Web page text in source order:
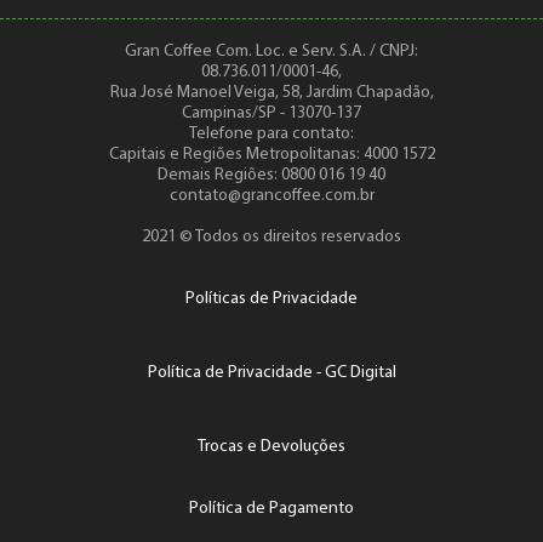
Gran Coffee Com. Loc. e Serv. S.A. / CNPJ:
08.736.011/0001-46,
Rua José Manoel Veiga, 58, Jardim Chapadão,
Campinas/SP - 13070-137
Telefone para contato:
Capitais e Regiões Metropolitanas: 4000 1572
Demais Regiões: 0800 016 19 40
contato@grancoffee.com.br
2021 © Todos os direitos reservados
Políticas de Privacidade
Política de Privacidade - GC Digital
Trocas e Devoluções
Política de Pagamento